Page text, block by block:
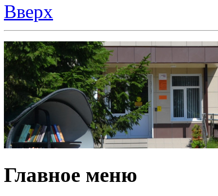
Вверх
Главное меню